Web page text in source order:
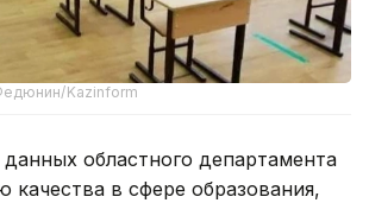
Kazinform
данных областного департамента
качества в сфере образования,